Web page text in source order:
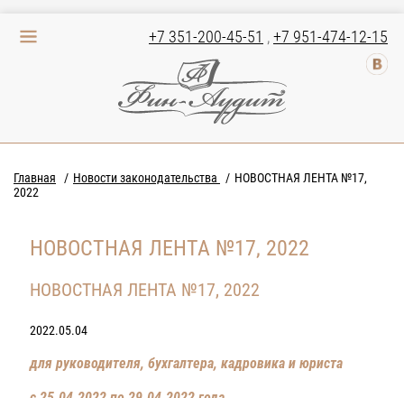
+7 351-200-45-51 ,+7 951-474-12-15
Главная Новости законодательства
НОВОСТНАЯ ЛЕНТА №17,
2022
НОВОСТНАЯ ЛЕНТА №17, 2022
НОВОСТНАЯ ЛЕНТА №17, 2022
2022.05.04
для руководителя, бухгалтера, кадровика и юриста